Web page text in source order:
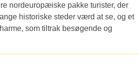
nordeuropæiske pakke turister, der
historiske steder værd at se, og et
som tiltrak besøgende og